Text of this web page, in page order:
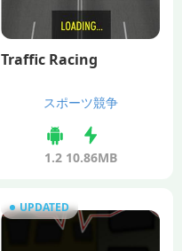
Traffic Racing
スポーツ競争
1.2 10.86MB
UPDATED